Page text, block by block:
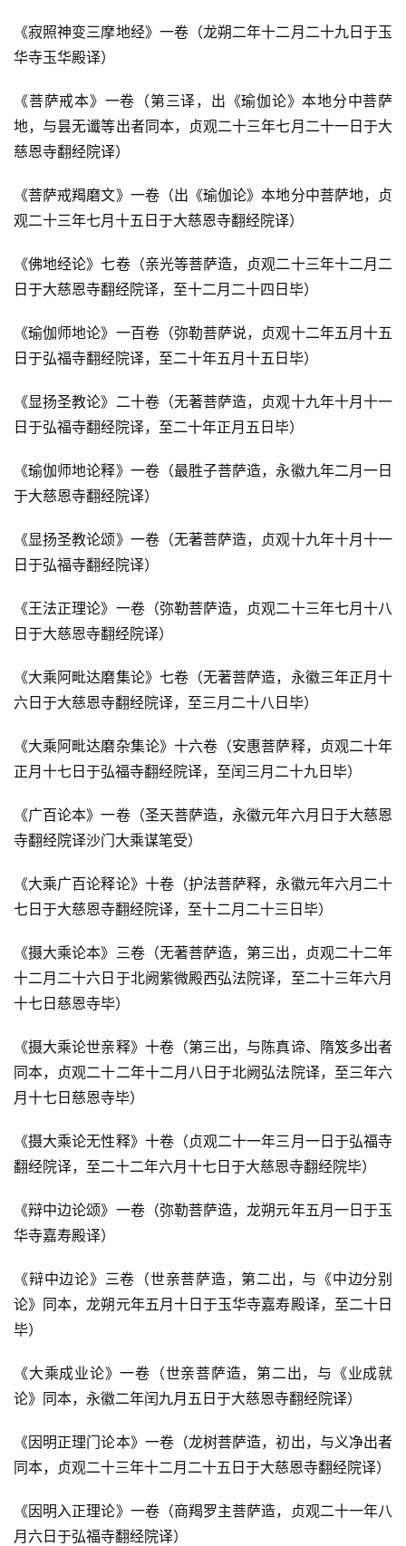
《寂照神变三摩地经》一卷（龙朔二年十二月二十九日于玉
华寺玉华殿译）
《菩萨戒本》一卷（第三译，出《瑜伽论》本地分中菩萨
地，与昙无谶等出者同本，贞观二十三年七月二十一日于大
慈恩寺翻经院译）
《菩萨戒羯磨文》一卷（出《瑜伽论》本地分中菩萨地，贞
观二十三年七月十五日于大慈恩寺翻经院译）
《佛地经论》七卷（亲光等菩萨造，贞观二十三年十二月二
日于大慈恩寺翻经院译，至十二月二十四日毕）
《瑜伽师地论》一百卷（弥勒菩萨说，贞观十二年五月十五
日于弘福寺翻经院译，至二十年五月十五日毕）
《显扬圣教论》二十卷（无著菩萨造，贞观十九年十月十一
日于弘福寺翻经院译，至二十年正月五日毕）
《瑜伽师地论释》一卷（最胜子菩萨造，永徽九年二月一日
于大慈恩寺翻经院译）
《显扬圣教论颂》一卷（无著菩萨造，贞观十九年十月十一
日于弘福寺翻经院译）
《王法正理论》一卷（弥勒菩萨造，贞观二十三年七月十八
日于大慈恩寺翻经院译）
《大乘阿毗达磨集论》七卷（无著菩萨造，永徽三年正月十
六日于大慈恩寺翻经院译，至三月二十八日毕）
《大乘阿毗达磨杂集论》十六卷（安惠菩萨释，贞观二十年
正月十七日于弘福寺翻经院译，至闰三月二十九日毕）
《广百论本》一卷（圣天菩萨造，永徽元年六月日于大慈恩
寺翻经院译沙门大乘谋笔受）
《大乘广百论释论》十卷（护法菩萨释，永徽元年六月二十
七日于大慈恩寺翻经院译，至十二月二十三日毕）
《摄大乘论本》三卷（无著菩萨造，第三出，贞观二十二年
十二月二十六日于北阙紫微殿西弘法院译，至二十三年六月
十七日慈恩寺毕）
《摄大乘论世亲释》十卷（第三出，与陈真谛、隋笈多出者
同本，贞观二十二年十二月八日于北阙弘法院译，至三年六
月十七日慈恩寺毕）
《摄大乘论无性释》十卷（贞观二十一年三月一日于弘福寺
翻经院译，至二十二年六月十七日于大慈恩寺翻经院毕）
《辩中边论颂》一卷（弥勒菩萨造，龙朔元年五月一日于玉
华寺嘉寿殿译）
《辩中边论》三卷（世亲菩萨造，第二出，与《中边分别
论》同本，龙朔元年五月十日于玉华寺嘉寿殿译，至二十日
毕）
《大乘成业论》一卷（世亲菩萨造，第二出，与《业成就
论》同本，永徽二年闰九月五日于大慈恩寺翻经院译）
《因明正理门论本》一卷（龙树菩萨造，初出，与义净出者
同本，贞观二十三年十二月二十五日于大慈恩寺翻经院译）
《因明入正理论》一卷（商羯罗主菩萨造，贞观二十一年八
月六日于弘福寺翻经院译）